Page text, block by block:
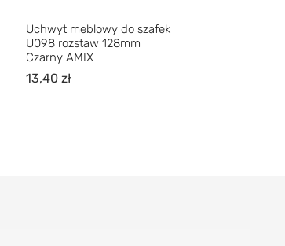
Uchwyt meblowy do szafek
U098 rozstaw 128mm
Czarny AMIX
13,40 zł